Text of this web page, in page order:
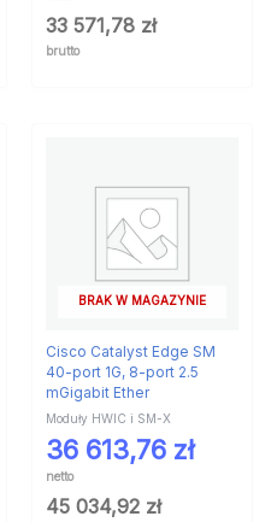
33 571,78 zł
brutto
BRAK W MAGAZYNIE
Cisco Catalyst Edge SM
40-port 1G, 8-port 2.5
mGigabit Ether
Moduły HWIC i SM-X
36 613,76 zł
netto
45 034,92 zł